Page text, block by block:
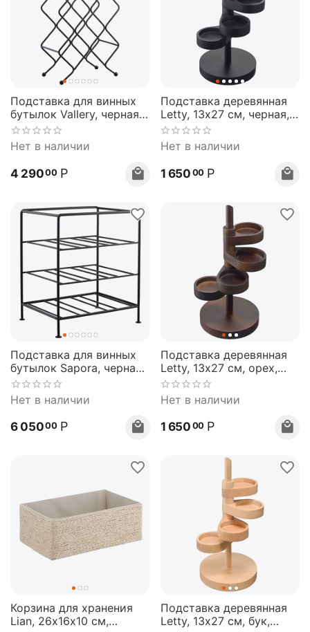
Подставка для винных
бутылок Vallery, черная,
Bergenson Bjorn
Нет в наличии
4 29000 Р
Подставка деревянная
Letty, 13х27 см, черная,
Bergenson Bjorn
Нет в наличии
1 650 00 Р
Подставка для винных
бутылок Sapora, черная,
Bergenson Bjorn
Нет в наличии
6 05000 Р
Подставка деревянная
Letty, 13х27 см, орех,
Bergenson Bjorn
Нет в наличии
1 650 00 Р
Корзина для хранения
Lian, 26х16х10 см,
Подставка деревянная
Letty, 13х27 см, бук,